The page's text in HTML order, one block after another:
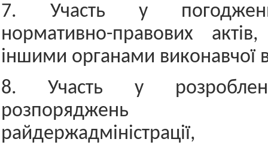
7. Участь у
нормативно-правових
іншими органами виконавчої
8. Участь у
розпоряджень